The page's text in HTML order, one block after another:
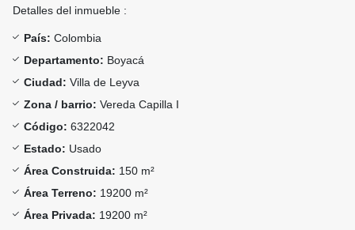
Detalles del inmueble :
País: Colombia
Departamento: Boyacá
Ciudad: Villa de Leyva
Zona / barrio: Vereda Capilla I
Código: 6322042
Estado: Usado
Área Construida: 150 m²
Área Terreno: 19200 m²
Área Privada: 19200 m²